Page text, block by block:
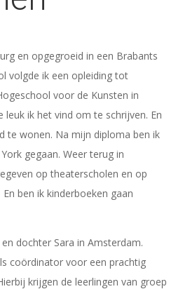
en opgegroeid in een Brabants
volgde ik een opleiding tot
voor de Kunsten in
ik het vind om te schrijven. En
te wonen. Na mijn diploma ben ik
gegaan. Weer terug in
op theaterscholen en op
ben ik kinderboeken gaan
dochter Sara in Amsterdam.
coördinator voor een prachtig
krijgen de leerlingen van groep